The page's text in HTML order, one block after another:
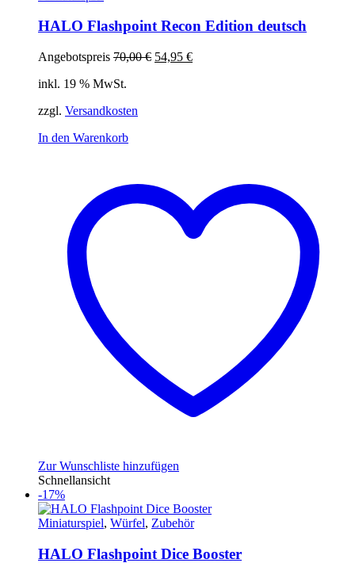
HALO Flashpoint Recon Edition deutsch
Angebotspreis 70,00€ Ursprünglicher
54,95 €Aktueller
inkl. 19 % MwSt.
zzgl. Versandkosten
In den Warenkorb
Zur Wunschliste hinzufügen
Schnellansicht
-17%
Miniaturspiel, Würfel, Zubehör
HALO Flashpoint Dice Booster